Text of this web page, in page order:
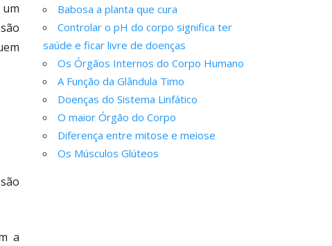
a
Babosa a planta que cura
Controlar o pH do corpo significa ter
saúde e ficar livre de doenças
Os Órgãos Internos do Corpo Humano
A Função da Glândula Timo
Doenças do Sistema Linfático
O maior Órgão do Corpo
Diferença entre mitose e meiose
Os Músculos Glúteos